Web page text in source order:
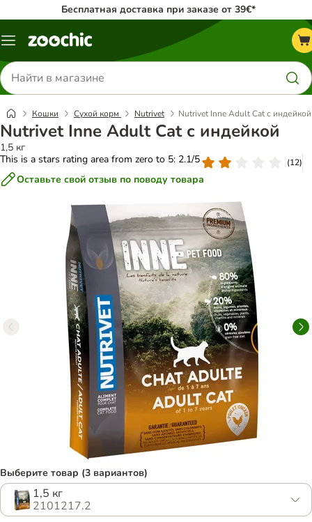
Бесплатная доставка при заказе от 39€*
Каталог
Поиск
товаров
Кошки Сухой корм Nutrivet Nutrivet Inne Adult Cat с индейкой
Nutrivet Inne Adult Cat с индейкой
1,5 кг
This is a stars rating area from zero to 5: 2.1/5
(12)
Оставьте свой отзыв по поводу товара
Выберите товар (3 вариантов)
1,5 кг
2101217.2